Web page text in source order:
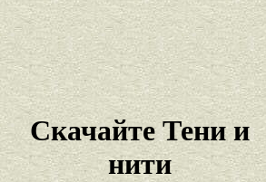
Скачайте Тени и
нити